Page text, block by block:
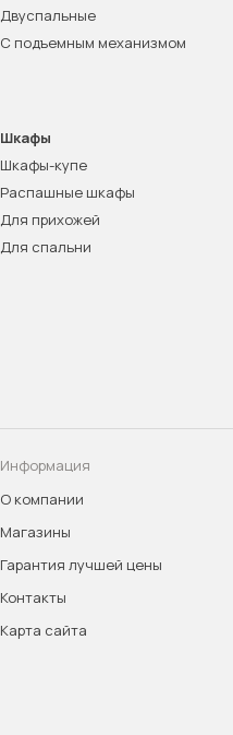
Двуспальные
С подъемным механизмом
Шкафы
Шкафы-купе
Распашные шкафы
Для прихожей
Для спальни
Информация
О компании
Магазины
Гарантия лучшей цены
Контакты
Карта сайта